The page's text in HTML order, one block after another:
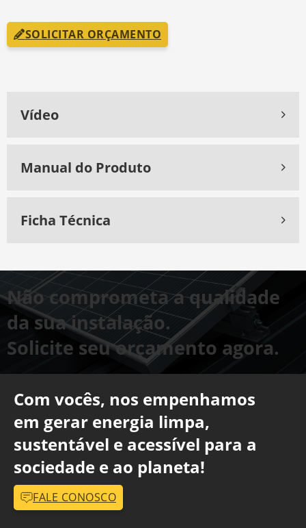
SOLICITAR ORÇAMENTO
Vídeo
Manual do Produto
Ficha Técnica
Não comprometa a qualidade
da sua instalação.
Solicite seu orçamento agora.
Com vocês, nos empenhamos
em gerar energia limpa,
sustentável e acessível para a
sociedade e ao planeta!
FALE CONOSCO